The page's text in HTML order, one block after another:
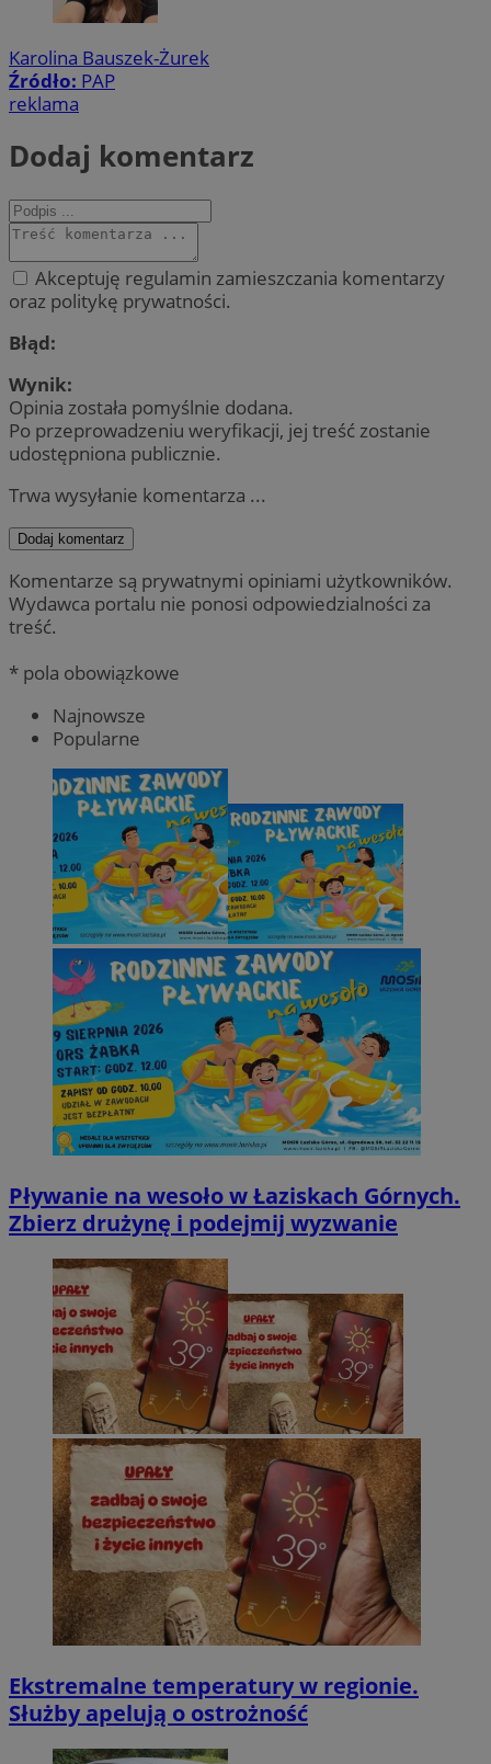
Karolina Bauszek-Żurek
Źródło: PAP
reklama
Dodaj komentarz
Akceptuję regulamin zamieszczania komentarzy
oraz politykę prywatności.
Błąd:
Wynik:
Opinia została pomyślnie dodana.
Po przeprowadzeniu weryfikacji, jej treść zostanie
udostępniona publicznie.
Trwa wysyłanie komentarza ...
Dodaj komentarz
Komentarze są prywatnymi opiniami użytkowników.
Wydawca portalu nie ponosi odpowiedzialności za
treść.
* pola obowiązkowe
Najnowsze
Popularne
Pływanie na wesoło w Łaziskach Górnych.
Zbierz drużynę i podejmij wyzwanie
Ekstremalne temperatury w regionie.
Służby apelują o ostrożność